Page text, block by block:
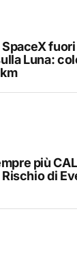
SpaceX
Luna:
più
di